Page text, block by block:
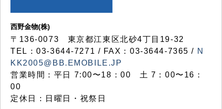
西野金物(株)
〒136-0073 東京都江東区北砂4丁目19-32
TEL：03‐3644‐7271 / FAX：03-3644-7365 / N
KK2005@BB.EMOBILE.JP
営業時間：平日 7:00〜18：00 土 7：00〜16：
00
定休日：日曜日・祝祭日